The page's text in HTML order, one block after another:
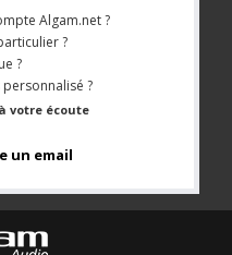
Algam.net ?
?
?
?
votre écoute
un email